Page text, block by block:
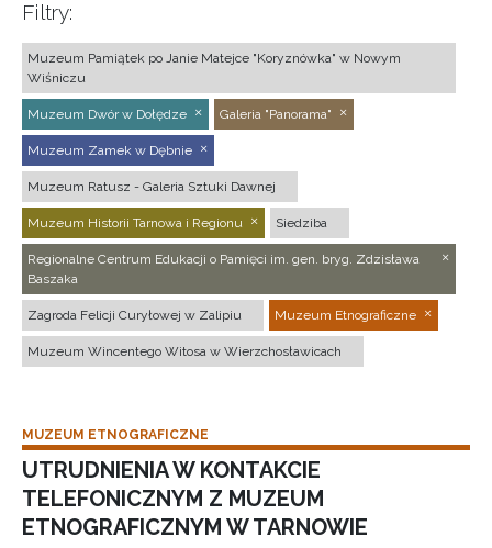
Filtry:
Muzeum Pamiątek po Janie Matejce "Koryznówka" w Nowym
Wiśniczu
Muzeum Dwór w Dołędze Galeria "Panorama"
Muzeum Zamek w Dębnie
Muzeum Ratusz - Galeria Sztuki Dawnej
Muzeum Historii Tarnowa i Regionu Siedziba
Regionalne Centrum Edukacji o Pamięci im. gen. bryg. Zdzisława
Baszaka
Zagroda Felicji Curyłowej w Zalipiu Muzeum Etnograficzne
Muzeum Wincentego Witosa w Wierzchosławicach
MUZEUM ETNOGRAFICZNE
UTRUDNIENIA W KONTAKCIE
TELEFONICZNYM Z MUZEUM
ETNOGRAFICZNYM W TARNOWIE